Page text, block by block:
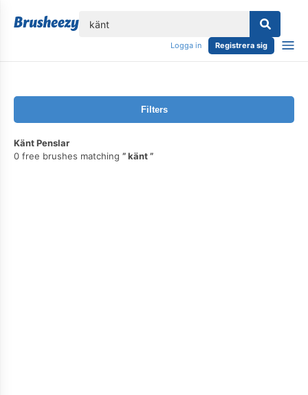
Logga in Registrera sig
Filters
Känt Penslar
0 free brushes matching
känt